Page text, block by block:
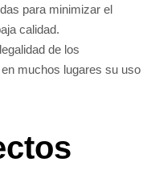
para minimizar el
calidad.
de los
muchos lugares su uso